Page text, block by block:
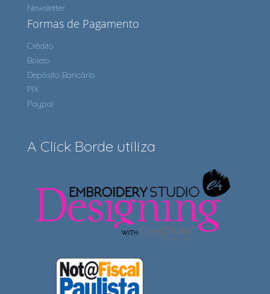
Newsletter
Formas de Pagamento
Crédito
Boleto
Depósito Bancário
PIX
Paypal
A Click Borde utiliza